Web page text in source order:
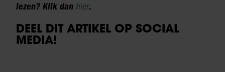
lezen? Klik dan hier.
DEEL DIT ARTIKEL OP SOCIAL
MEDIA!